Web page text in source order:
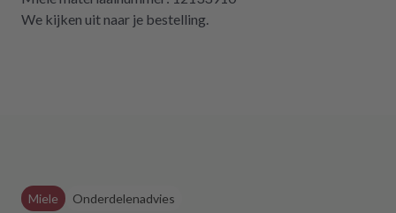
dass es diese Möglichkeit gibt! Werden wir
definitiv weiter empfehlen.
We kijken uit naar je bestelling.
Miele Onderdelenadvies